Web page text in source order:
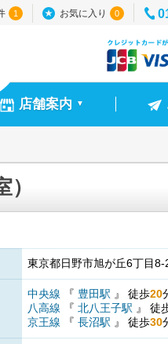
1 お気に入り 0
店舗案内 ▼
）
東京都日野市旭が丘6丁目8-
中央線 『 豊田駅 』 徒歩20
八高線
『 北八王子駅 』 徒
京王線
『 長沼駅 』 徒歩30